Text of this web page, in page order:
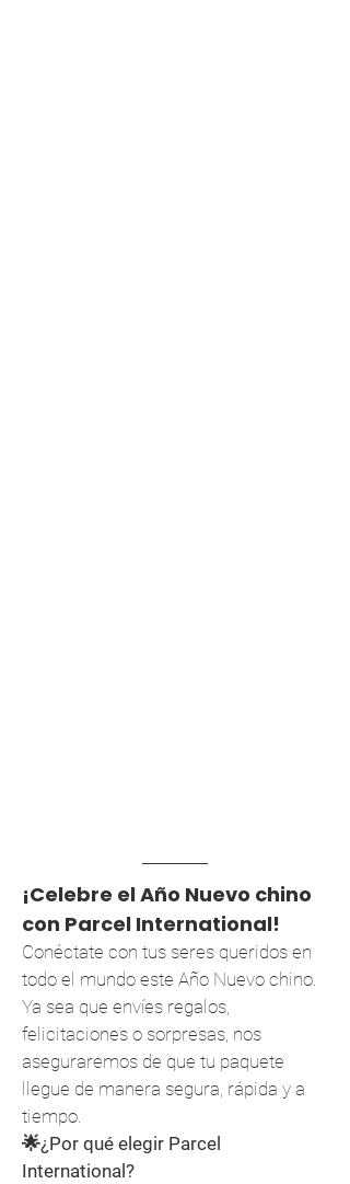
¡Celebre el Año Nuevo chino
con Parcel International!
Conéctate con tus seres queridos en
todo el mundo este Año Nuevo chino.
Ya sea que envíes regalos,
felicitaciones o sorpresas, nos
aseguraremos de que tu paquete
llegue de manera segura, rápida y a
tiempo.
🌟¿Por qué elegir Parcel
International?